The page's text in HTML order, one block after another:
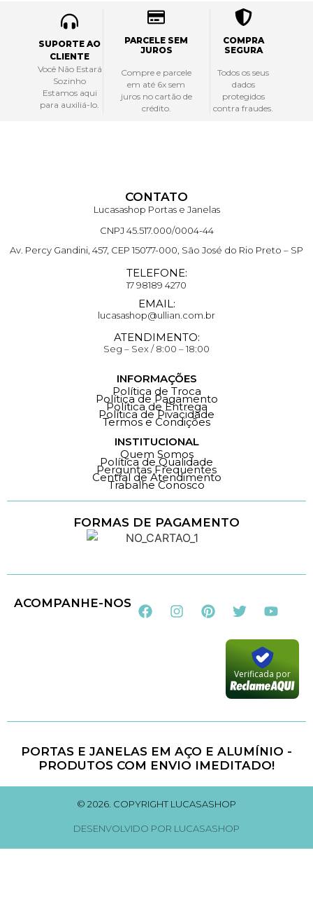
SUPORTE AO
CLIENTE
Você Não Estará
Sozinho
Estamos aqui
para auxiliá-lo.
PARCELE SEM
JUROS
Compre e parcele
em até 6x sem
juros no cartão de
crédito.
COMPRA
SEGURA
Todos os seus
dados
protegidos
contra fraudes.
CONTATO
Lucasashop Portas e Janelas
CNPJ 45.517.000/0004-44
Av. Percy Gandini, 457, CEP 15077-000, São José do Rio Preto – SP
TELEFONE:
17 98189 4270
EMAIL:
lucasashop@ullian.com.br
ATENDIMENTO:
Seg – Sex / 8:00 – 18:00
INFORMAÇÕES
Política de Troca
Política de Pagamento
Política de Entrega
Política de Pivacidade
Termos e Condições
INSTITUCIONAL
Quem Somos
Política de Qualidade
Perguntas Frequentes
Central de Atendimento
Trabalhe Conosco
FORMAS DE PAGAMENTO
ACOMPANHE-NOS
Verificada por
PORTAS E JANELAS EM AÇO E ALUMÍNIO -
PRODUTOS COM ENVIO IMEDITADO!
© 2026. COPYRIGHT LUCASASHOP
DESENVOLVIDO POR LUCASASHOP